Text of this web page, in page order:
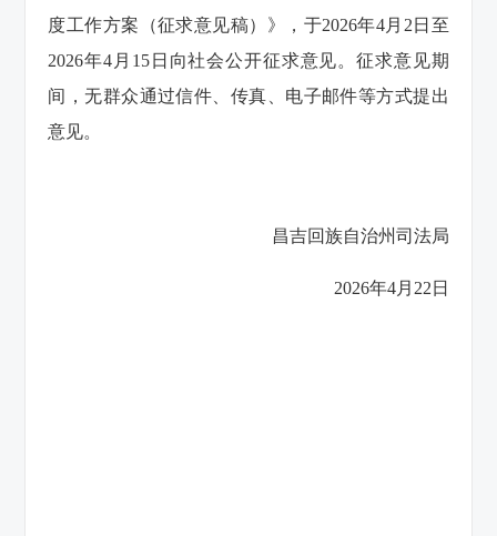
度工作方案（征求意见稿）》，于2026年4月2日至
2026年4月15日向社会公开征求意见。征求意见期
间，无群众通过信件、传真、电子邮件等方式提出
意见。
昌吉回族自治州司法局
2026年4月22日